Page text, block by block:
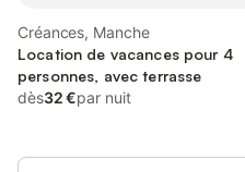
Créances, Manche
Location de vacances pour 4
personnes, avec terrasse
dès32 €par nuit